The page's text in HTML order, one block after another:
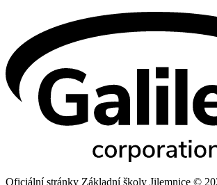
Oficiální stránky Základní školy Jilemnice ©